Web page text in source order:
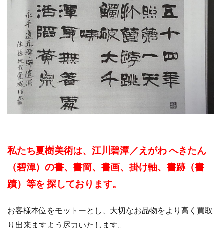
私たち夏樹美術は、江川碧潭／えがわ へきたん
（碧潭）の書、書簡、書画、掛け軸、書跡（書
蹟）等を 探しております。
お客様本位をモットーとし、大切なお品物をより高く買取
り出来ますよう尽力いたします。